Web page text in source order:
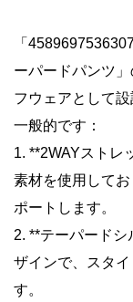
「
ーパードパンツ
フウェアとして
一般的です：
1. **2WAYストレ
素材を使用して
ポートします。
2. **テーパード
ザインで、スタ
す。